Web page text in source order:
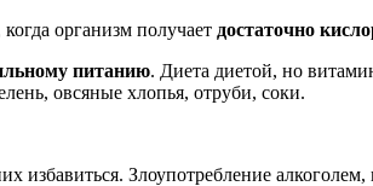
организм получает достаточно
питанию. Диета диетой, но
овсяные хлопья, отруби, соки.
избавиться. Злоупотребление